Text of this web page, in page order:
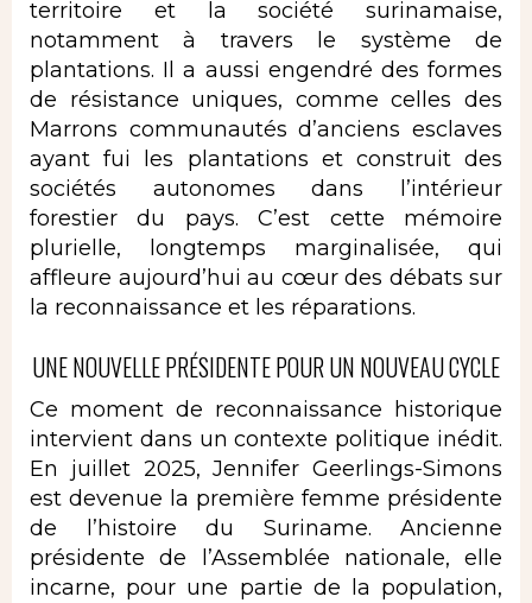
territoire et la société surinamaise,
notamment à travers le système de
plantations. Il a aussi engendré des formes
de résistance uniques, comme celles des
Marrons communautés d’anciens esclaves
ayant fui les plantations et construit des
sociétés autonomes dans l’intérieur
forestier du pays. C’est cette mémoire
plurielle, longtemps marginalisée, qui
affleure aujourd’hui au cœur des débats sur
la reconnaissance et les réparations.
UNE NOUVELLE PRÉSIDENTE POUR UN NOUVEAU CYCLE
Ce moment de reconnaissance historique
intervient dans un contexte politique inédit.
En juillet 2025, Jennifer Geerlings-Simons
est devenue la première femme présidente
de l’histoire du Suriname. Ancienne
présidente de l’Assemblée nationale, elle
incarne, pour une partie de la population,